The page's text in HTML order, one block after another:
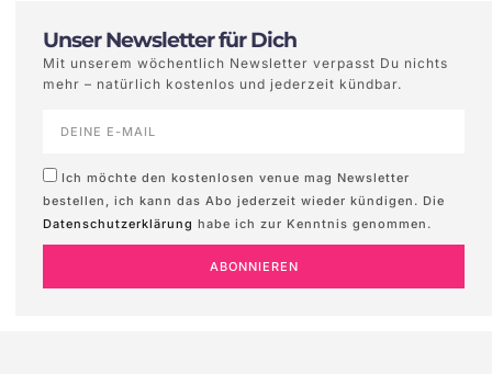
Unser Newsletter für Dich
Mit unserem wöchentlich Newsletter verpasst Du nichts
mehr – natürlich kostenlos und jederzeit kündbar.
Ich möchte den kostenlosen venue mag Newsletter
bestellen, ich kann das Abo jederzeit wieder kündigen. Die
Datenschutzerklärung habe ich zur Kenntnis genommen.
ABONNIEREN